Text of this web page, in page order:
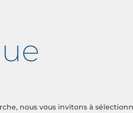
nous vous invitons à